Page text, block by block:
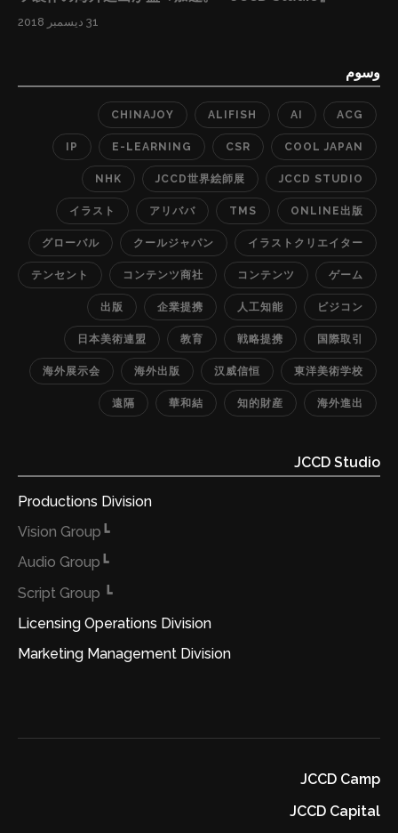
C4、Riot、完美世界、西山居、KingSoft、Baidu、4399
ヤー窓口として、イラスト・アニメ・CG・声優・脚本の
広告やオフラインのイベント開催、アイドル育成まで幅
広く事業を展開しており、中国最大手企業テンセントグ
ループのグローバル唯一の全スタジオ全ジャンルのサプ
ライヤーとしても高く評価されています。 JCCD Studio
の業務部門は1)総合製作本部から、2)版権運営本部、3)
マーケティング・マネジメント本部となっています。数
億人に及ぶ世界中のクールジャパンコンテンツのファン
の皆様に、豊富且つ高度な教育動画を提供するだけでは
なく、世界中の企業法人にも専門的なコンテンツソリュ
ーションを提供しています。これからも「三方良し」理
念のもとで、常にパートナー企業の皆様と共に成長する
ことを目指し、世界中に最高な品質の商品やサービスを
提供することに尽力します。 【本事業·事業提携に関する
Email: hi@jccd-s.com 【本件に関する報道関係者からの
お問合せ先】 ◇ 華和結ホールディングス株式会社 広報
部 ◇ メールアドレス：press@kawayuii.com
31 ديسمبر 2018
وسوم
ACG
AI
ALIFISH
CHINAJOY
COOL JAPAN
CSR
E-LEARNING
IP
JCCD STUDIO
JCCD世界絵師展
NHK
ONLINE出版
TMS
アリババ
イラスト
イラストクリエイター
クールジャパン
グローバル
ゲーム
コンテンツ
コンテンツ商社
テンセント
ビジコン
人工知能
企業提携
出版
国際取引
戦略提携
教育
日本美術連盟
東洋美術学校
汉威信恒
海外出版
海外展示会
海外進出
知的財産
華和結
遠隔
JCCD Studio
Productions Division
┗Vision Group
┗Audio Group
┗ Script Group
Licensing Operations Division
Marketing Management Division
JCCD Camp
JCCD Capital